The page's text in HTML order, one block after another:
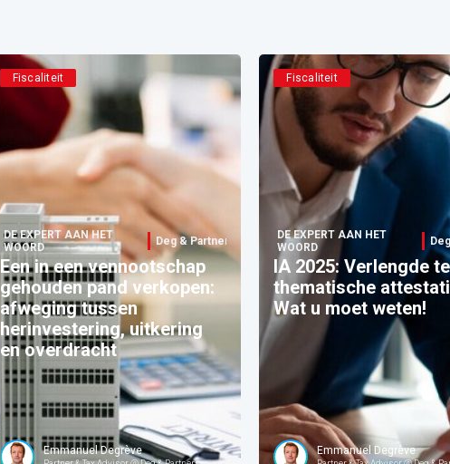
Fiscaliteit
DE EXPERT AAN HET
WOORD
Deg & Partners
Een in een vennootschap
gehouden pand verkopen:
afweging tussen
herinvestering, uitkering
en overdracht
Emmanuel Degrève
Fiscaliteit
DE EXPERT AAN HET
WOORD
IA 2025: Verlengde
thematische
Wat u moet weten!
Emmanuel Degrève